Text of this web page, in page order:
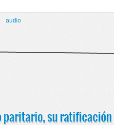
audio
paritario, su